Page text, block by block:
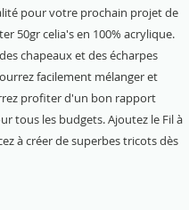
pour votre prochain projet de
50gr celia's en 100% acrylique.
chapeaux et des écharpes
facilement mélanger et
profiter d'un bon rapport
tous les budgets. Ajoutez le Fil à
à créer de superbes tricots dès